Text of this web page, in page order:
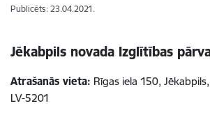
Publicēts: 23.04.2021.
Jēkabpils novada Izglītības
Atrašanās vieta: Rīgas iela 150,
LV-5201